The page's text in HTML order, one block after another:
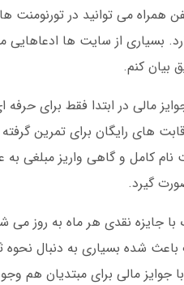
همراه می توانید در
از سایت ها ادعاهایی
بیان کنم.
مالی در ابتدا فقط برای
های رایگان برای تمرین
نام کامل و گاهی واریز
گیرد.
جایزه نقدی هر ماه به روز
باعث شده بسیاری به دنبال
جوایز مالی برای مبتدیان